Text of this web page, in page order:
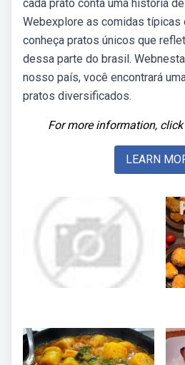
cada prato conta uma história
Webexplore as comidas típicas
conheça pratos únicos que
dessa parte do brasil.
nosso país, você encontrará
pratos diversificados.
For more information,
LEARN